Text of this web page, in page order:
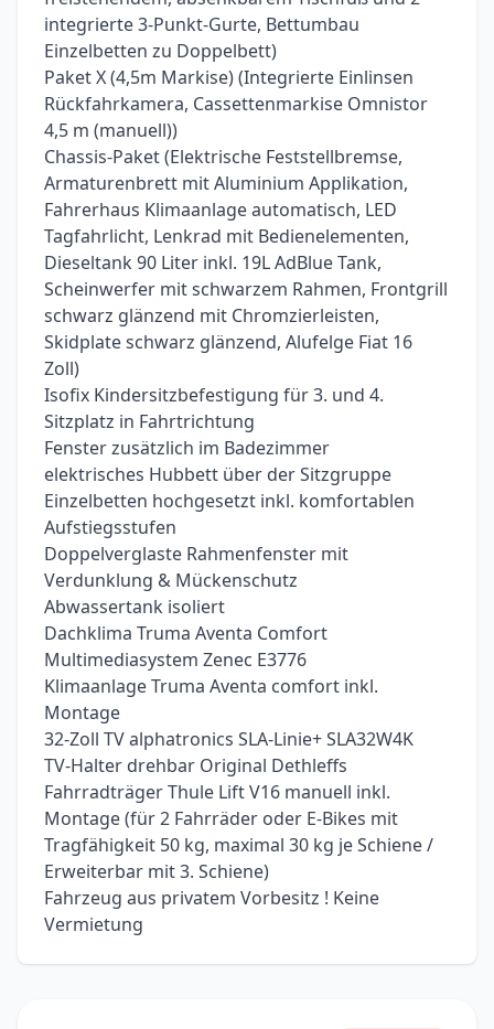
integrierte 3-Punkt-Gurte, Bettumbau
Einzelbetten zu Doppelbett)
Paket X (4,5m Markise) (Integrierte Einlinsen
Rückfahrkamera, Cassettenmarkise Omnistor
4,5 m (manuell))
Chassis-Paket (Elektrische Feststellbremse,
Armaturenbrett mit Aluminium Applikation,
Fahrerhaus Klimaanlage automatisch, LED
Tagfahrlicht, Lenkrad mit Bedienelementen,
Dieseltank 90 Liter inkl. 19L AdBlue Tank,
Scheinwerfer mit schwarzem Rahmen, Frontgrill
schwarz glänzend mit Chromzierleisten,
Skidplate schwarz glänzend, Alufelge Fiat 16
Zoll)
Isofix Kindersitzbefestigung für 3. und 4.
Sitzplatz in Fahrtrichtung
Fenster zusätzlich im Badezimmer
elektrisches Hubbett über der Sitzgruppe
Einzelbetten hochgesetzt inkl. komfortablen
Aufstiegsstufen
Doppelverglaste Rahmenfenster mit
Verdunklung & Mückenschutz
Abwassertank isoliert
Dachklima Truma Aventa Comfort
Multimediasystem Zenec E3776
Klimaanlage Truma Aventa comfort inkl.
Montage
32-Zoll TV alphatronics SLA-Linie+ SLA32W4K
TV-Halter drehbar Original Dethleffs
Fahrradträger Thule Lift V16 manuell inkl.
Montage (für 2 Fahrräder oder E-Bikes mit
Tragfähigkeit 50 kg, maximal 30 kg je Schiene /
Erweiterbar mit 3. Schiene)
Fahrzeug aus privatem Vorbesitz ! Keine
Vermietung